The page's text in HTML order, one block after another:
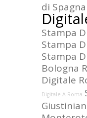
di
Stampa
Stampa
Stampa
Bologna
Digitale
Digitale A Roma